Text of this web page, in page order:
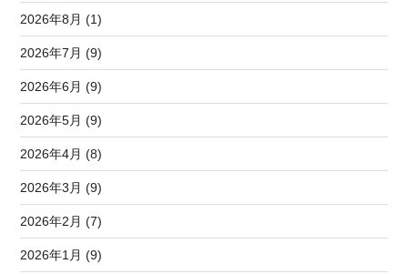
2026年8月 (1)
2026年7月 (9)
2026年6月 (9)
2026年5月 (9)
2026年4月 (8)
2026年3月 (9)
2026年2月 (7)
2026年1月 (9)